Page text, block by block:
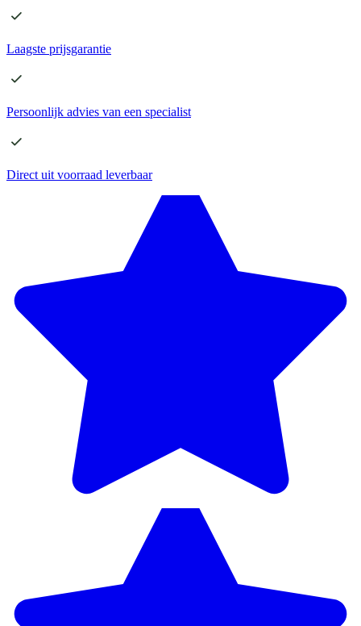
Laagste prijsgarantie
Persoonlijk advies van een specialist
Direct uit voorraad leverbaar